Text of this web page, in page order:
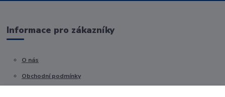
Informace pro zákazníky
O nás
Obchodní podmínky